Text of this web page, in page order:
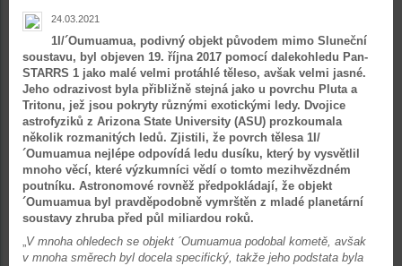
24.03.2021
1I/´Oumuamua, podivný objekt původem mimo Sluneční
soustavu, byl objeven 19. října 2017 pomocí dalekohledu Pan-
STARRS 1 jako malé velmi protáhlé těleso, avšak velmi jasné.
Jeho odrazivost byla přibližně stejná jako u povrchu Pluta a
Tritonu, jež jsou pokryty různými exotickými ledy. Dvojice
astrofyziků z Arizona State University (ASU) prozkoumala
několik rozmanitých ledů. Zjistili, že povrch tělesa 1I/
´Oumuamua nejlépe odpovídá ledu dusíku, který by vysvětlil
mnoho věcí, které výzkumníci vědí o tomto mezihvězdném
poutníku. Astronomové rovněž předpokládají, že objekt
´Oumuamua byl pravděpodobně vymrštěn z mladé planetární
soustavy zhruba před půl miliardou roků.
„V mnoha ohledech se objekt ´Oumuamua podobal kometě, avšak
v mnoha směrech byl docela specifický, takže jeho podstata byla